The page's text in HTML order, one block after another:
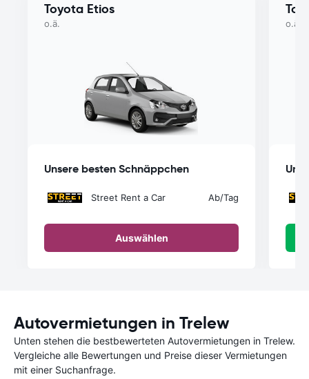
Toyota Etios
o.ä.
Unsere besten Schnäppchen
Street Rent a Car Ab/Tag
Auswählen
o.ä.
Autovermietungen in Trelew
Unten stehen die bestbewerteten Autovermietungen in Trelew.
Vergleiche alle Bewertungen und Preise dieser Vermietungen
mit einer Suchanfrage.